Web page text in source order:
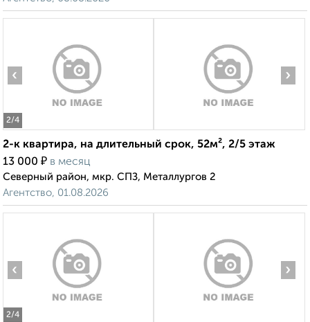
2/4
‹ ›
2-к квартира, на длительный срок, 52м², 2/5 этаж
13 000 ₽ в месяц
Северный район, мкр. СПЗ, Металлургов 2
Агентство, 01.08.2026
2/4
‹ ›